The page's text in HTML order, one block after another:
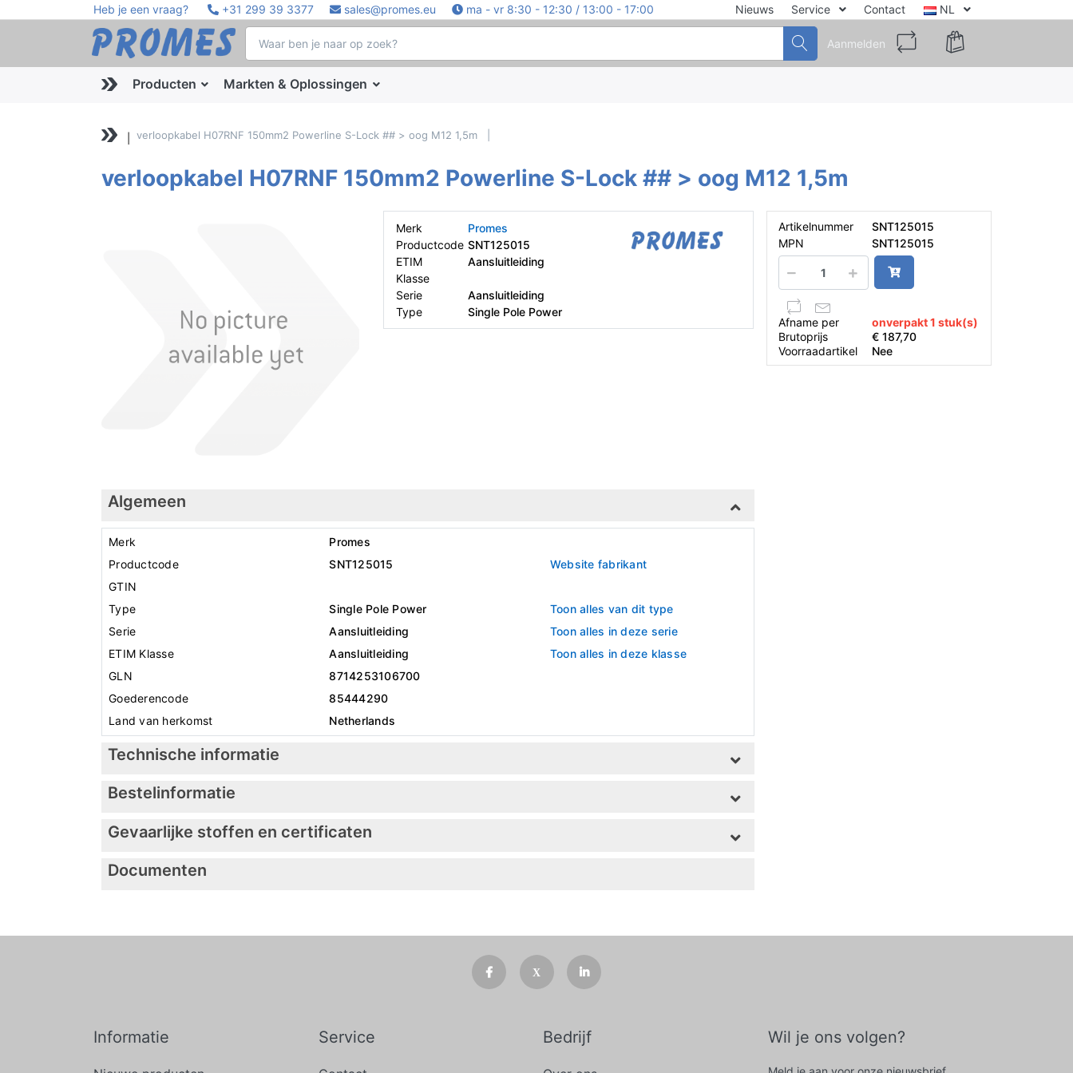
Heb je een vraag? +31 299 39 3377 sales@promes.eu ma - vr 8:30 - 12:30 / 13:00 - 17:00 Nieuws Service Contact NL
Aanmelden
Producten Markten & Oplossingen
verloopkabel H07RNF 150mm2 Powerline S-Lock ## > oog M12 1,5m
verloopkabel H07RNF 150mm2 Powerline S-Lock ## > oog M12 1,5m
Merk
Promes
Productcode SNT125015
ETIM
Klasse
Aansluitleiding
Serie
Aansluitleiding
Type
Single Pole Power
Algemeen
Merk
Promes
Productcode
SNT125015
Website fabrikant
GTIN
Type
Single Pole Power
Toon alles van dit type
Serie
Aansluitleiding
Toon alles in deze serie
ETIM Klasse
Aansluitleiding
Toon alles in deze klasse
GLN
8714253106700
Goederencode
85444290
Land van herkomst
Netherlands
Technische informatie
Bestelinformatie
Gevaarlijke stoffen en certificaten
Documenten
Artikelnummer
SNT125015
MPN
SNT125015
Afname per
onverpakt 1 stuk(s)
Brutoprijs
€ 187,70
Voorraadartikel
Nee
Informatie Service Bedrijf Wil je ons volgen?